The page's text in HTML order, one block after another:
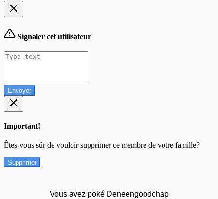
Signaler cet utilisateur
Envoyer
Important!
Êtes-vous sûr de vouloir supprimer ce membre de votre famille?
Supprimer
Vous avez poké Deneengoodchap